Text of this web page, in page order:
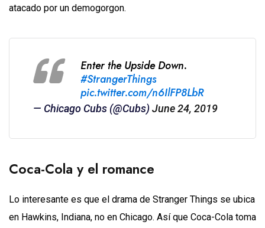
atacado por un demogorgon.
Enter the Upside Down.
#StrangerThings
pic.twitter.com/n6IlFP8LbR
— Chicago Cubs (@Cubs) June 24, 2019
Coca-Cola y el romance
Lo interesante es que el drama de Stranger Things se ubica
en Hawkins, Indiana, no en Chicago. Así que Coca-Cola toma